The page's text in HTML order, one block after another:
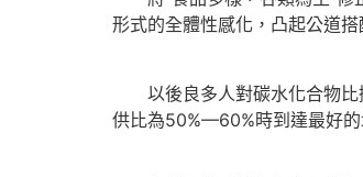
形式的全體性感化，凸起公道搭
以後良多人對碳水化合物比
供比為50%—60%時到達最好的